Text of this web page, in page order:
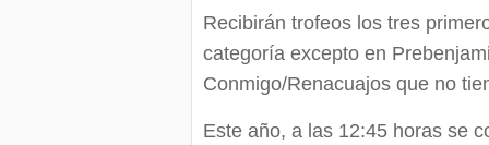
Recibirán trofeos los tres
categoría excepto en
Conmigo/Renacuajos que no
Este año, a las 12:45 horas se